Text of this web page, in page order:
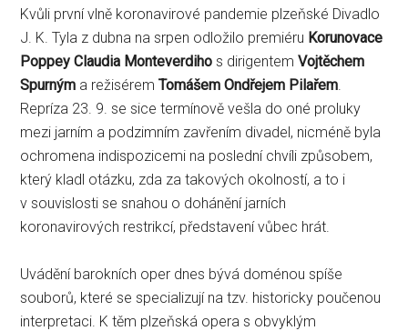
Kvůli první vlně koronavirové pandemie plzeňské Divadlo
J. K. Tyla z dubna na srpen odložilo premiéru Korunovace
Poppey Claudia Monteverdiho s dirigentemVojtěchem
Spurným a režiséremTomášem Ondřejem Pilařem.
Repríza 23. 9. se sice termínově vešla do oné proluky
mezi jarním a podzimním zavřením divadel, nicméně byla
ochromena indispozicemi na poslední chvíli způsobem,
který kladl otázku, zda za takových okolností, a to i
v souvislosti se snahou o dohánění jarních
koronavirových restrikcí, představení vůbec hrát.
Uvádění barokních oper dnes bývá doménou spíše
souborů, které se specializují na tzv. historicky poučenou
interpretaci. K těm plzeňská opera s obvyklým